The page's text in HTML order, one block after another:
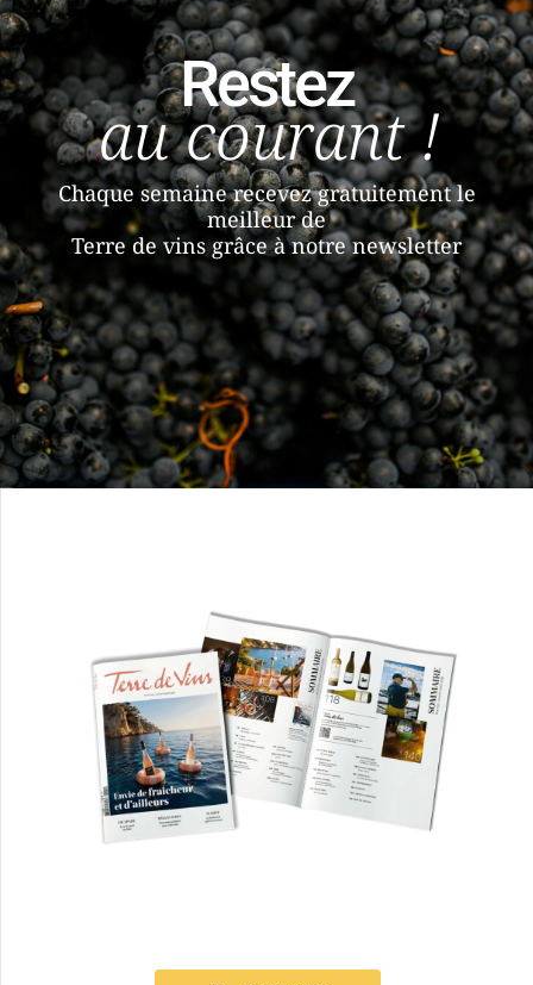
Restez
au courant !
Chaque semaine recevez gratuitement le
meilleur de
Terre de vins grâce à notre newsletter